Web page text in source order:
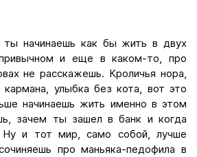
начинаешь как бы жить в двух
и еще в каком-то, про
не расскажешь. Кроличья нора,
улыбка без кота, вот это
начинаешь жить именно в этом
зачем ты зашел в банк и когда
Ну и тот мир, само собой, лучше
про маньяка-педофила в